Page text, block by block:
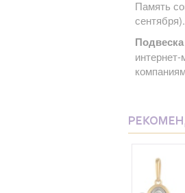
Память
сентября).